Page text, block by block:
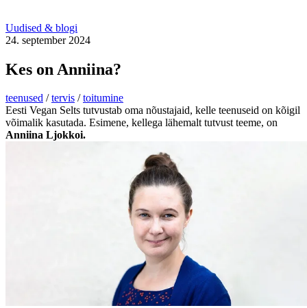
Uudised & blogi
24. september 2024
Kes on Anniina?
teenused / tervis / toitumine
Eesti Vegan Selts tutvustab oma nõustajaid, kelle teenuseid on kõigil
võimalik kasutada. Esimene, kellega lähemalt tutvust teeme, on
Anniina Ljokkoi.